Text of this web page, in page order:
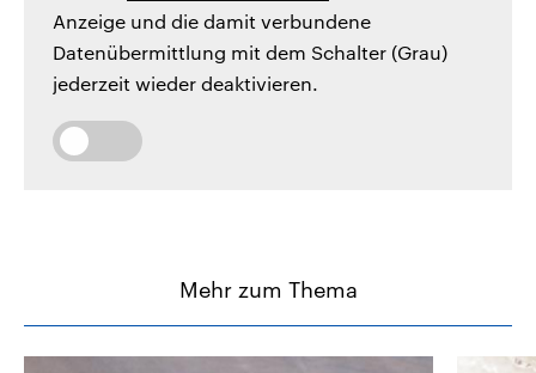
Anzeige und die damit verbundene
Datenübermittlung mit dem Schalter (Grau)
jederzeit wieder deaktivieren.
Mehr zum Thema